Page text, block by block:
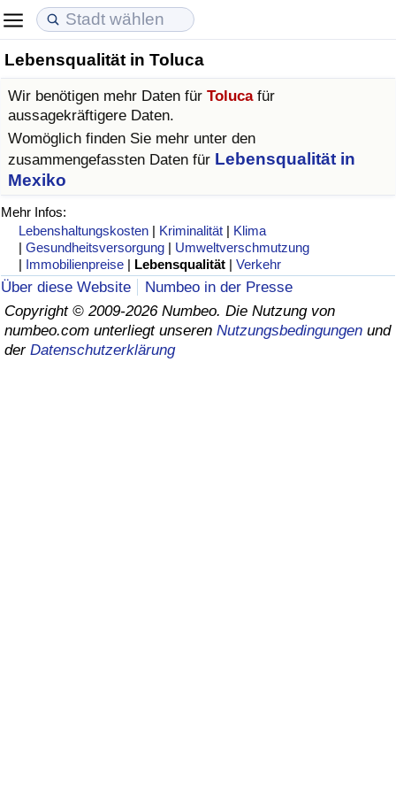
Lebensqualität in Toluca
Wir benötigen mehr Daten für Tolucafür
aussagekräftigere Daten.
Womöglich finden Sie mehr unter den
zusammengefassten Daten für Lebensqualität in
Mexiko
Mehr Infos:
Lebenshaltungskosten | Kriminalität | Klima
|Gesundheitsversorgung | Umweltverschmutzung
| Immobilienpreise | Lebensqualität |Verkehr
Über diese Website
Numbeo in der Presse
Copyright © 2009-2026 Numbeo. Die Nutzung von
numbeo.com unterliegt unseren Nutzungsbedingungen und
der Datenschutzerklärung
Lebenshaltungskosten
Lebenshaltungskosten-Index (aktuell)
Lebenshaltungskosten-Index
in Akaba
Immobilienpreise
Immobilienpreis-Index (aktuell)
Immobilienpreis-Index
Lebensqualität
Lebensqualität-Index
Lebensqualität-Index (aktuell)
Kriminalität
Kriminalitäts-Index (aktuell)
Kriminalitäts-Index